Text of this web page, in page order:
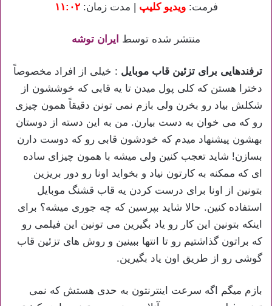
فرمت:ویدیو کلیپ | مدت زمان:۱۱:۰۲
منتشر شده توسط ایران توشه
ترفندهایی برای تزئین قاب موبایل : خیلی از افراد مخصوصاً
دخترا هستن که کلی پول میدن تا یه قابی که خوششون از
شکلش بیاد رو بخرن ولی بازم نمی تونن دقیقاً همون چیزی
رو که می خوان به دست بیارن. من به این دسته از دوستان
بهشون پیشنهاد میدم که خودشون قابی رو که دوست دارن
بسازن! شاید تعجب کنین ولی میشه با همون چیزای ساده
ای که ممکنه به کارتون نیاد و بخواید اونا رو دور بریزین
بتونین از اونا برای درست کردن یه قاب قشنگ موبایل
استفاده کنین. حالا شاید بپرسین که چه جوری میشه؟ برای
اینکه بتونین این کار رو یاد بگیرین می تونین این فیلمی رو
که براتون گذاشتیم رو تا انتها ببینین و روش های تزئین قاب
گوشی رو از طریق اون یاد بگیرین.
بازم میگم اگه سرعت اینترنتون به حدی هستش که نمی